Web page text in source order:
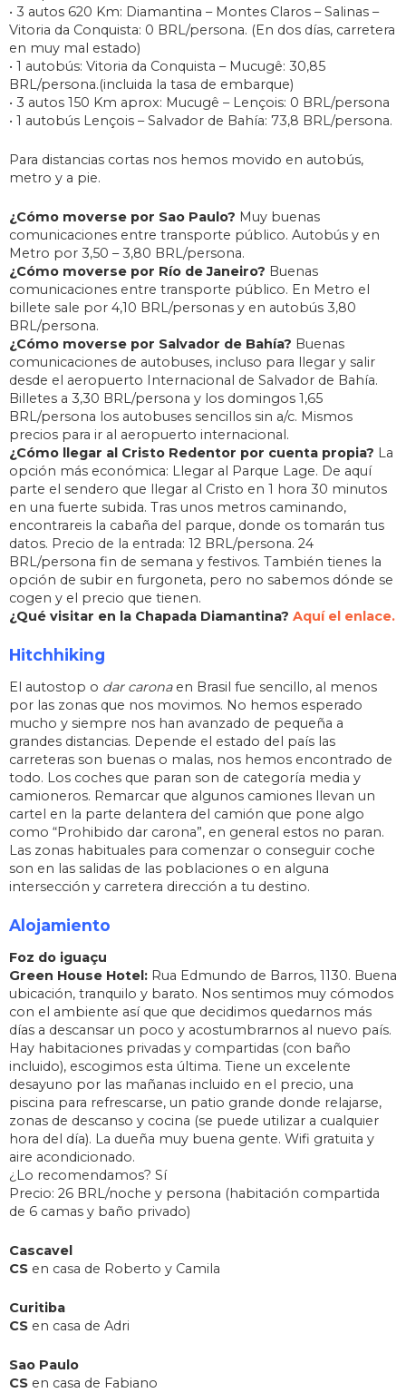
• 3 autos 620 Km: Diamantina – Montes Claros – Salinas –
Vitoria da Conquista: 0 BRL/persona. (En dos días, carretera
en muy mal estado)
• 1 autobús: Vitoria da Conquista – Mucugê: 30,85
BRL/persona.(incluida la tasa de embarque)
• 3 autos 150 Km aprox: Mucugê – Lençois: 0 BRL/persona
• 1 autobús Lençois – Salvador de Bahía: 73,8 BRL/persona.
Para distancias cortas nos hemos movido en autobús,
metro y a pie.
¿Cómo moverse por Sao Paulo? Muy buenas
comunicaciones entre transporte público. Autobús y en
Metro por 3,50 – 3,80 BRL/persona.
¿Cómo moverse por Río de Janeiro? Buenas
comunicaciones entre transporte público. En Metro el
billete sale por 4,10 BRL/personas y en autobús 3,80
BRL/persona.
¿Cómo moverse por Salvador de Bahía? Buenas
comunicaciones de autobuses, incluso para llegar y salir
desde el aeropuerto Internacional de Salvador de Bahía.
Billetes a 3,30 BRL/persona y los domingos 1,65
BRL/persona los autobuses sencillos sin a/c. Mismos
precios para ir al aeropuerto internacional.
¿Cómo llegar al Cristo Redentor por cuenta propia? La
opción más económica: Llegar al Parque Lage. De aquí
parte el sendero que llegar al Cristo en 1 hora 30 minutos
en una fuerte subida. Tras unos metros caminando,
encontrareis la cabaña del parque, donde os tomarán tus
datos. Precio de la entrada: 12 BRL/persona. 24
BRL/persona fin de semana y festivos. También tienes la
opción de subir en furgoneta, pero no sabemos dónde se
cogen y el precio que tienen.
¿Qué visitar en la Chapada Diamantina? Aquí el enlace.
Hitchhiking
El autostop o dar caronaen Brasil fue sencillo, al menos
por las zonas que nos movimos. No hemos esperado
mucho y siempre nos han avanzado de pequeña a
grandes distancias. Depende el estado del país las
carreteras son buenas o malas, nos hemos encontrado de
todo. Los coches que paran son de categoría media y
camioneros. Remarcar que algunos camiones llevan un
cartel en la parte delantera del camión que pone algo
como “Prohibido dar carona”, en general estos no paran.
Las zonas habituales para comenzar o conseguir coche
son en las salidas de las poblaciones o en alguna
intersección y carretera dirección a tu destino.
Alojamiento
Foz do iguaçu
Green House Hotel: Rua Edmundo de Barros, 1130. Buena
ubicación, tranquilo y barato. Nos sentimos muy cómodos
con el ambiente así que que decidimos quedarnos más
días a descansar un poco y acostumbrarnos al nuevo país.
Hay habitaciones privadas y compartidas (con baño
incluido), escogimos esta última. Tiene un excelente
desayuno por las mañanas incluido en el precio, una
piscina para refrescarse, un patio grande donde relajarse,
zonas de descanso y cocina (se puede utilizar a cualquier
hora del día). La dueña muy buena gente. Wifi gratuita y
aire acondicionado.
¿Lo recomendamos? Sí
Precio: 26 BRL/noche y persona (habitación compartida
de 6 camas y baño privado)
Cascavel
CS en casa de Roberto y Camila
Curitiba
CS en casa de Adri
Sao Paulo
CS en casa de Fabiano